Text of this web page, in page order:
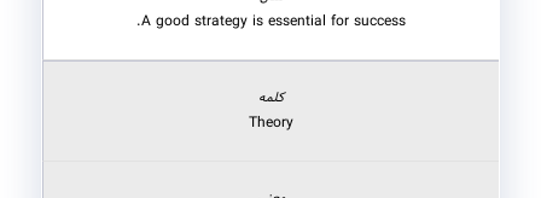
A good strategy is essential for success.
Theory